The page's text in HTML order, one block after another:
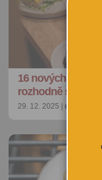
16 nových
rozhodně stojí za
29. 12. 2025 |